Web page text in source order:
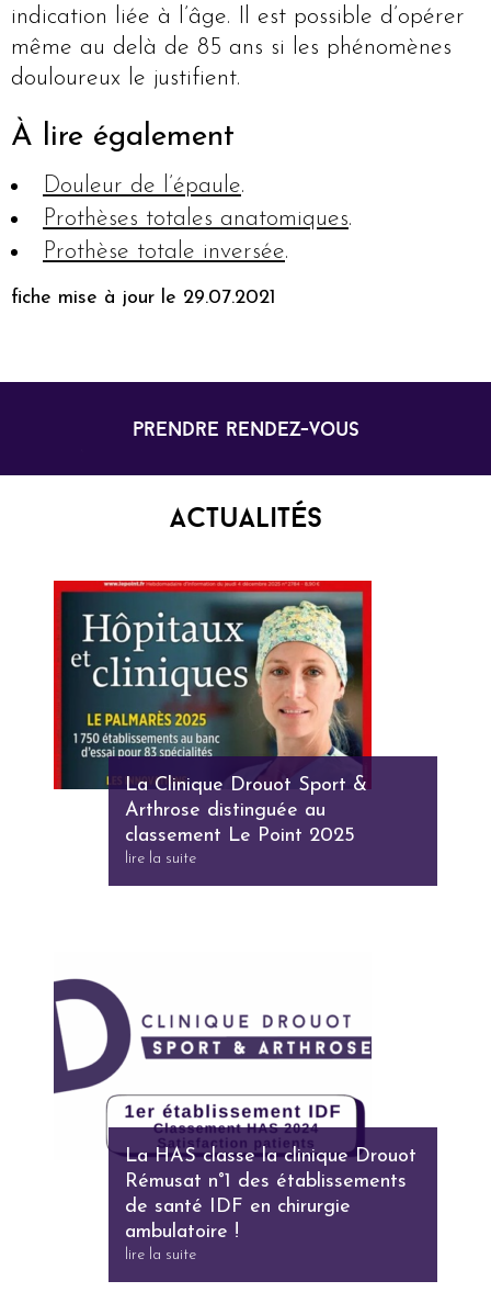
indication liée à l’âge. Il est possible d’opérer
même au delà de 85 ans si les phénomènes
douloureux le justifient.
À lire également
Douleur de l’épaule.
Prothèses totales anatomiques.
Prothèse totale inversée.
fiche mise à jour le 29.07.2021
prendre rendez-vous
Actualités
La Clinique Drouot Sport &
Arthrose distinguée au
classement Le Point 2025
lire la suite
La HAS classe la clinique Drouot
Rémusat n°1 des établissements
de santé IDF en chirurgie
ambulatoire !
lire la suite